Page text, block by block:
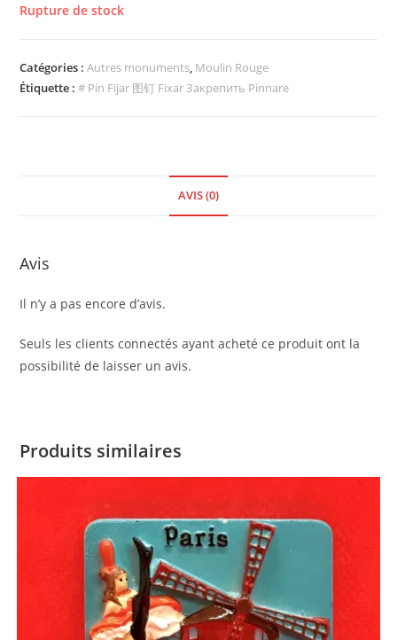
Rupture de stock
Catégories :Autres monuments, Moulin Rouge
Étiquette :# Pin Fijar 图钉 Fixar Закрепить Pinnare
AVIS (0)
Avis
Il n’y a pas encore d’avis.
Seuls les clients connectés ayant acheté ce produit ont la
possibilité de laisser un avis.
Produits similaires